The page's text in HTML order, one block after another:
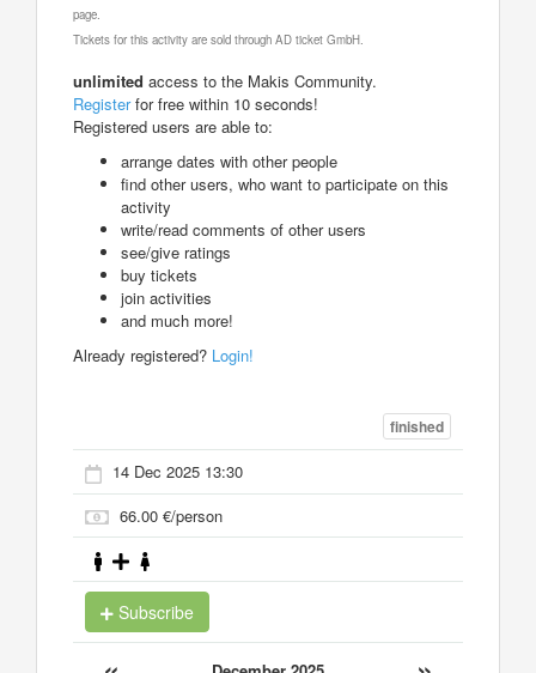
page.
Tickets for this activity are sold through AD ticket GmbH.
unlimited access to the Makis Community.
Registerfor free within 10 seconds!
Registered users are able to:
arrange dates with other people
find other users, who want to participate on this
activity
write/read comments of other users
see/give ratings
buy tickets
join activities
and much more!
Already registered? Login!
finished
14 Dec 2025 13:30
66.00 €/person
Subscribe